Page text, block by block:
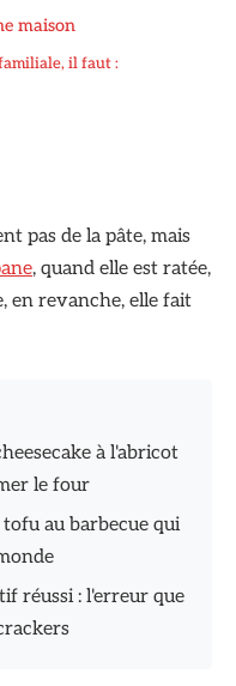
maison
il faut :
pas de la pâte, mais
, quand elle est ratée,
en revanche, elle fait
à l'abricot
le four
au barbecue qui
réussi : l'erreur que